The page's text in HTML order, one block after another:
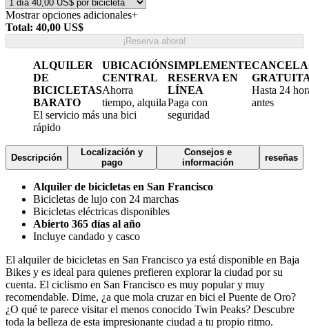
Mostrar opciones adicionales+
Total: 40,00 US$
¡Reserva ahora!
ALQUILER
DE
BICICLETAS
BARATO
El servicio más
rápido
UBICACIÓN
CENTRAL
Ahorra
tiempo, alquila
una bici
SIMPLEMENTE
RESERVA EN
LÍNEA
Paga con
seguridad
Hasta 24
antes
Descripción
Localización y
pago
Consejos e
información
reseñas
Alquiler de bicicletas en San Francisco
Bicicletas de lujo con 24 marchas
Bicicletas eléctricas disponibles
Abierto 365 días al año
Incluye candado y casco
El alquiler de bicicletas en San Francisco ya está disponible en Baja
Bikes y es ideal para quienes prefieren explorar la ciudad por su
cuenta. El ciclismo en San Francisco es muy popular y muy
recomendable. Dime, ¿a que mola cruzar en bici el Puente de Oro?
¿O qué te parece visitar el menos conocido Twin Peaks? Descubre
toda la belleza de esta impresionante ciudad a tu propio ritmo.